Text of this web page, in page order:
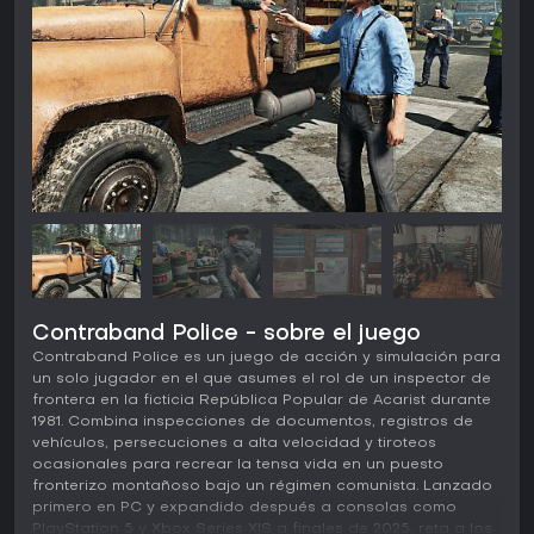
Contraband Police - sobre el juego
Contraband Police es un juego de acción y simulación para
un solo jugador en el que asumes el rol de un inspector de
frontera en la ficticia República Popular de Acarist durante
1981. Combina inspecciones de documentos, registros de
vehículos, persecuciones a alta velocidad y tiroteos
ocasionales para recrear la tensa vida en un puesto
fronterizo montañoso bajo un régimen comunista. Lanzado
primero en PC y expandido después a consolas como
PlayStation 5 y Xbox Series X|S a finales de 2025, reta a los